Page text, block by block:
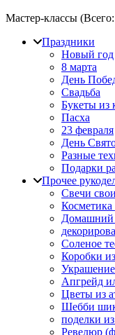
Мастер-классы (Всего:
Праздники
Новый год
8 марта
День
Свадьба
Букеты из
Пасха
23 февраля
День
Разные
Подарки
Прочее
Свечи
Домашний
Соленое
Коробки
Украшение
Апгрейд
Цветы из
Шебби
поделки
Ревелюр